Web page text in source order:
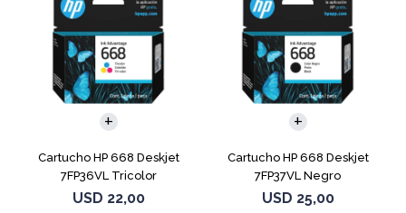
Cartucho HP 668 Deskjet
7FP36VL Tricolor
USD 22,00
Cartucho HP 668 Deskjet
7FP37VL Negro
USD 25,00